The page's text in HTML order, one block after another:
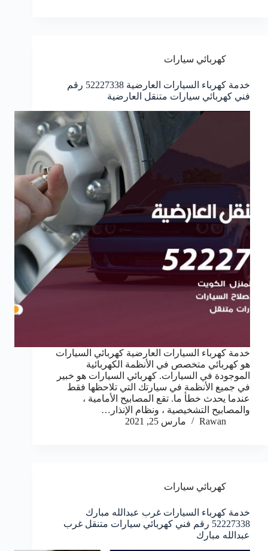
كهربائي سيارات
خدمة كهرباء السيارات العارضية 52227338 رقم
فني كهربائي سيارات متنقل العارضية
خدمة كهرباء السيارات العارضية كهربائي السيارات
هو كهربائي متخصص في الأنظمة الكهربائية
الموجودة في السيارات. كهربائي السيارات هو خبير
في جميع الأنظمة في سيارتك التي تلاحظها فقط
عندما يحدث خطأ ما. تقع المصابيح الأمامية ،
والمصابيح التشخيصية ، ونظام الإنذار…
Rawan
مارس 25, 2021
كهربائي سيارات
خدمة كهرباء السيارات غرب عبدالله مبارك
52227338 رقم فني كهربائي سيارات متنقل غرب
عبدالله مبارك